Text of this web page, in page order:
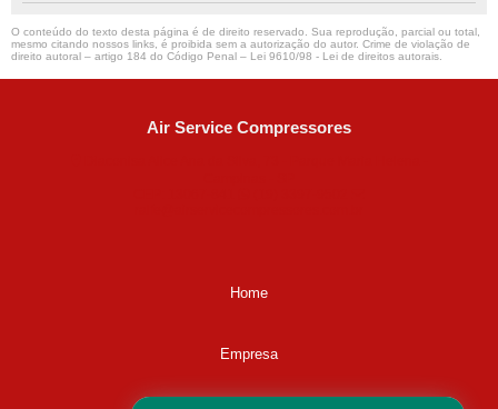
O conteúdo do texto desta página é de direito reservado. Sua reprodução, parcial ou total,
mesmo citando nossos links, é proibida sem a autorização do autor. Crime de violação de
direito autoral – artigo 184 do Código Penal – Lei 9610/98 - Lei de direitos autorais.
Air Service Compressores
Home
Empresa